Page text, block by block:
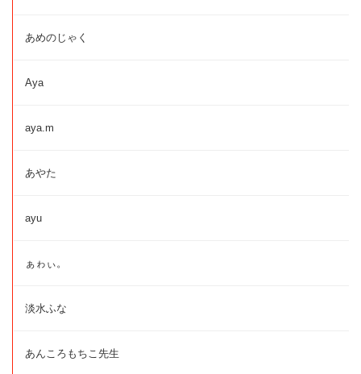
あめのじゃく
Aya
aya.m
あやた
ayu
ぁゎぃ。
淡水ふな
あんころもちこ先生